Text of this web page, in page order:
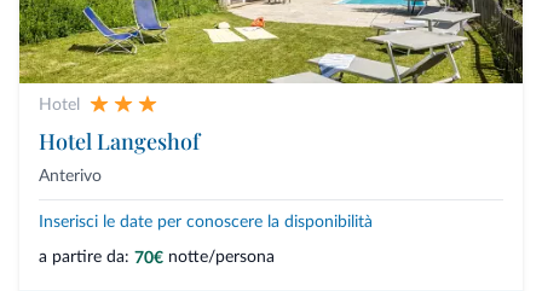
Hotel
Hotel Langeshof
Anterivo
Inserisci le date per conoscere la disponibilità
a partire da: 70€ notte/persona